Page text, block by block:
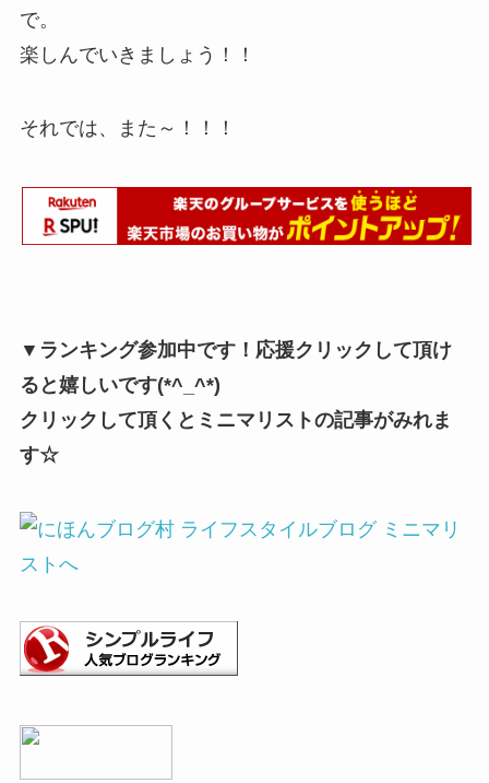
で。
楽しんでいきましょう！！
それでは、また～！！！
▼ランキング参加中です！応援クリックして頂け
ると嬉しいです(*^_^*)
クリックして頂くとミニマリストの記事がみれま
す☆